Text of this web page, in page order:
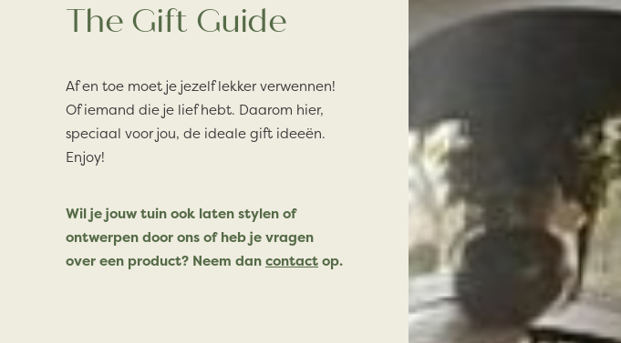
The Gift Guide
Af en toe moet je jezelf lekker verwennen!
Of iemand die je lief hebt. Daarom hier,
speciaal voor jou, de ideale gift ideeën.
Enjoy!
Wil je jouw tuin ook laten stylen of
ontwerpen door ons of heb je vragen
over een product? Neem dancontactop.